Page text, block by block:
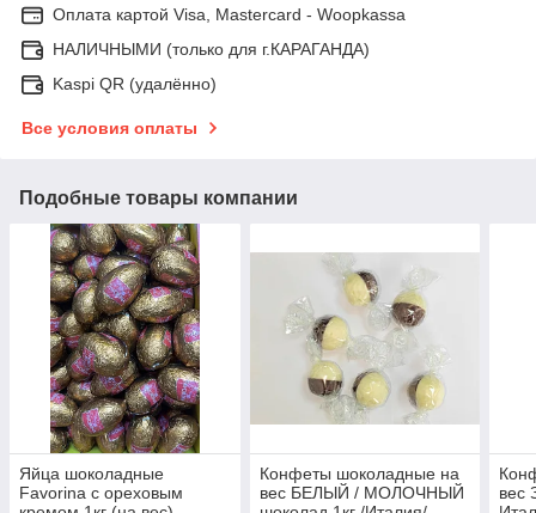
Оплата картой Visa, Mastercard - Woopkassa
НАЛИЧНЫМИ (только для г.КАРАГАНДА)
Kaspi QR (удалённо)
Все условия оплаты
Подобные товары компании
Яйца шоколадные
Favorina с ореховым
Конфеты шоколадные на
вес БЕЛЫЙ / МОЛОЧНЫЙ
вес